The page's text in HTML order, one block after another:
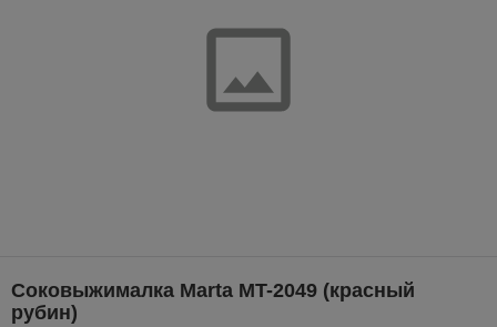
Соковыжималка Marta MT-2049 (красный
рубин)